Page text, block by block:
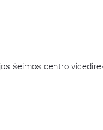
šeimos centro